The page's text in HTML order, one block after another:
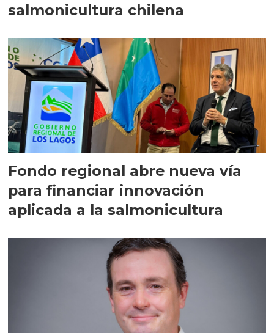
salmonicultura chilena
Fondo regional abre nueva vía
para financiar innovación
aplicada a la salmonicultura